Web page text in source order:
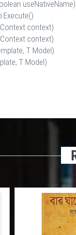
context)
context)
T Model)
T Model)